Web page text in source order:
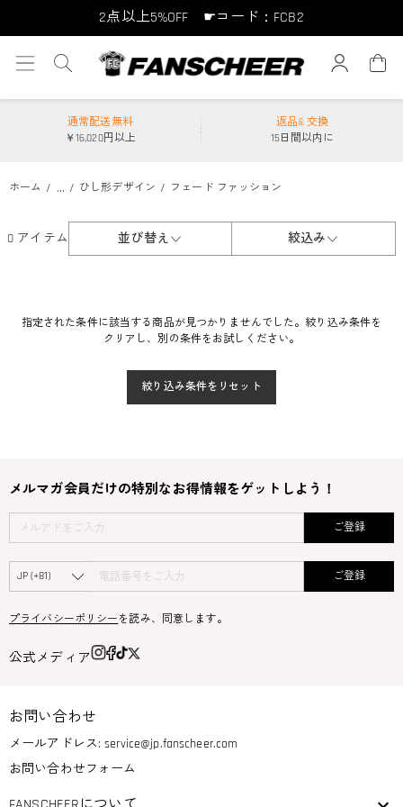
2点以上5%OFF ☛コード：FCB2
10点以上10%OFF ☛コード：FCB10
通常配送無料
￥16,020円以上
返品& 交換
15日間以内に
ホーム ... ひし形デザイン フェード ファッション
0 アイテム 並び替え 絞込み
指定された条件に該当する商品が見つかりませんでした。絞り込み条件を
クリアし、別の条件をお試しください。
絞り込み条件をリセット
メルマガ会員だけの特別なお得情報をゲットしよう！
ご登録
ご登録
プライバシーポリシー を読み、同意します。
公式メディア
お問い合わせ
メールアドレス:service@jp.fanscheer.com
お問い合わせフォーム